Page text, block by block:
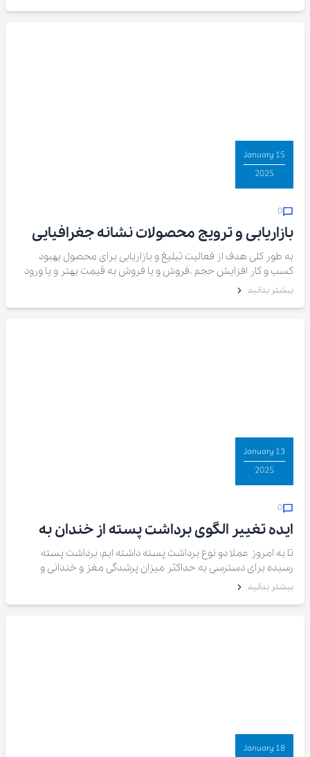
15 January
2025
0
بازاریابی و ترویج محصولات نشانه جغرافیایی
به طور کلی هدف از فعالیت تبلیغ و بازاریابی برای محصول بهبود
کسب و کار افزایش حجم ،فروش و یا فروش به قیمت بهتر و یا ورود
به بازارهای جدید است
بیشتر بدانید
13 January
2025
0
ایده تغییر الگوی برداشت پسته از خندان به
دهان بست
تا به امروز عملا دو نوع برداشت پسته داشته ایم؛ برداشت پسته
رسیده برای دسترسی به حداکثر میزان پرشدگی مغز و خندانی و
برداشت پسته نارس یا کال به منظور تولید مغز سبز اما شاید این
بیشتر بدانید
18 January